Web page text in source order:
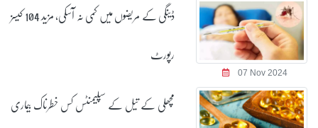
07 Nov 2024
ڈینگی کے مریضوں میں کمی نہ آسکی، مزید 104 کیسز
رپورٹ
مچھلی کے تیل کے سپلیمنٹس کس خطرناک بیماری